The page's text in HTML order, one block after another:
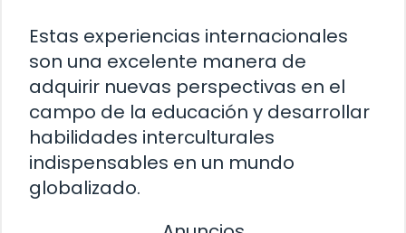
Estas experiencias internacionales
son una excelente manera de
adquirir nuevas perspectivas en el
campo de la educación y desarrollar
habilidades interculturales
indispensables en un mundo
globalizado.